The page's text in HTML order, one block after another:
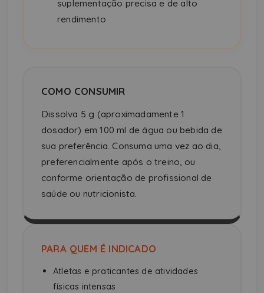
suplementação precisa e de alto
rendimento
COMO CONSUMIR
Dissolva 5 g (aproximadamente 1
dosador) em 100 ml de água ou bebida de
sua preferência. Consuma uma vez ao dia,
preferencialmente após o treino, ou
conforme orientação de profissional de
saúde ou nutricionista.
PARA QUEM É INDICADO
Atletas e praticantes de atividades
físicas intensas